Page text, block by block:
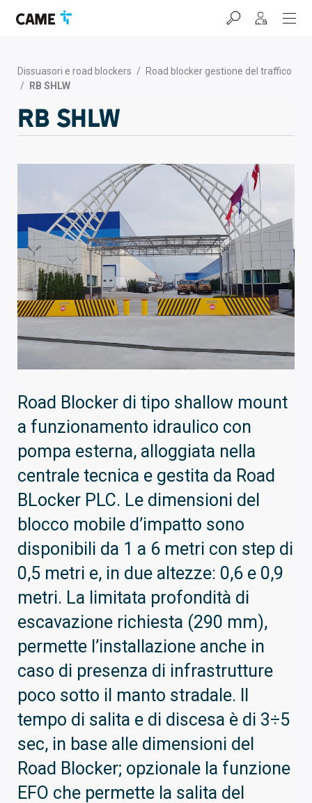
navigazione
Dissuasori e road blockers /
Road blocker gestione del traffico
/
RB SHLW
RB SHLW
Road Blocker di tipo shallow mount
a funzionamento idraulico con
pompa esterna, alloggiata nella
centrale tecnica e gestita da Road
BLocker PLC. Le dimensioni del
blocco mobile d’impatto sono
disponibili da 1 a 6 metri con step di
0,5 metri e, in due altezze: 0,6 e 0,9
metri. La limitata profondità di
escavazione richiesta (290 mm),
permette l’installazione anche in
caso di presenza di infrastrutture
poco sotto il manto stradale. Il
tempo di salita e di discesa è di 3÷5
sec, in base alle dimensioni del
Road Blocker; opzionale la funzione
EFO che permette la salita del